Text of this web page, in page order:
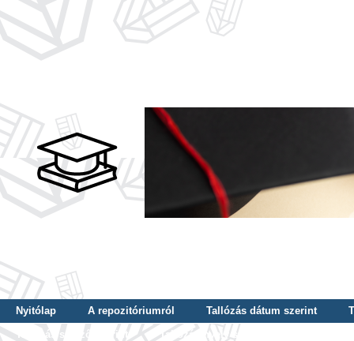
Nyitólap A repozitóriumról Tallózás dátum szerint
Tallózás szerző szerint
Tallózás nyelv szerint